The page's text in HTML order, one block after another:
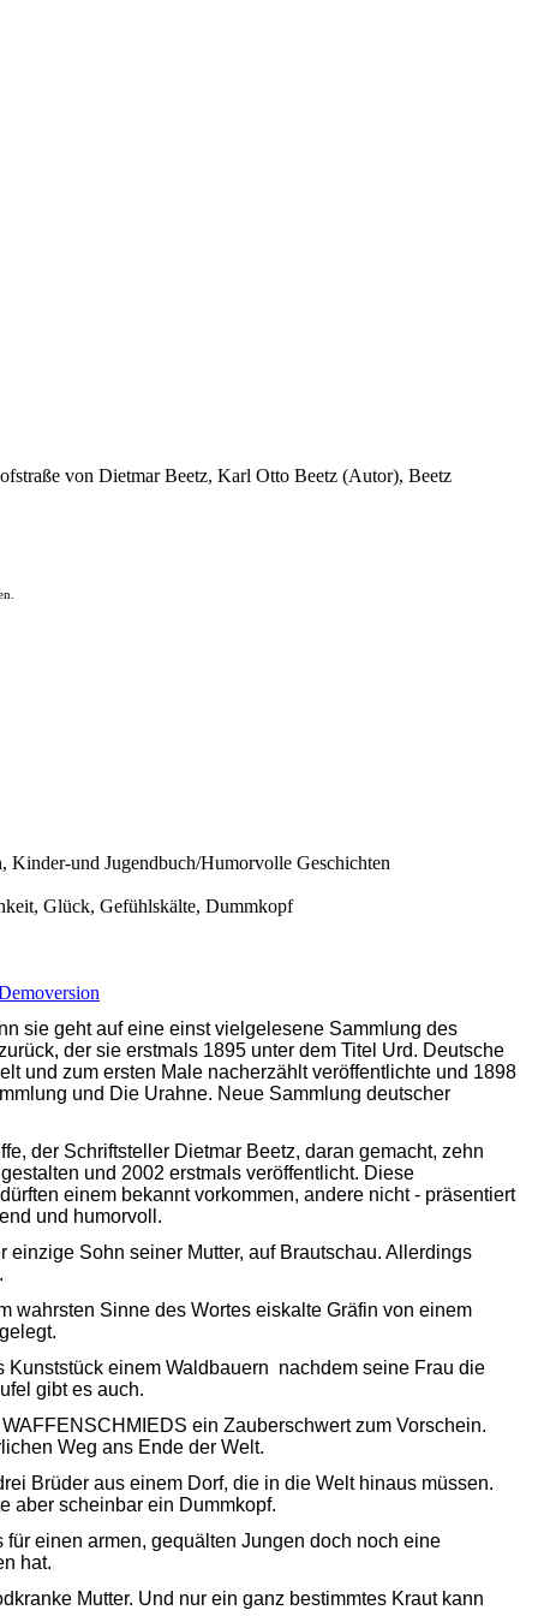
und Jugendbuch/Humorvolle Geschichten
Glück, Gefühlskälte, Dummkopf
sie geht auf eine einst vielgelesene Sammlung des
der sie erstmals 1895 unter dem Titel Urd. Deutsche
und zum ersten Male nacherzählt veröffentlichte und 1898
und Die Urahne. Neue Sammlung deutscher
der Schriftsteller Dietmar Beetz, daran gemacht, zehn
und 2002 erstmals veröffentlicht. Diese
einem bekannt vorkommen, andere nicht - präsentiert
und humorvoll.
einzige Sohn seiner Mutter, auf Brautschau. Allerdings
wahrsten Sinne des Wortes eiskalte Gräfin von einem
einem Waldbauern  nachdem seine Frau die
gibt es auch.
ein Zauberschwert zum Vorschein.
Weg ans Ende der Welt.
Brüder aus einem Dorf, die in die Welt hinaus müssen.
aber scheinbar ein Dummkopf.
für einen armen, gequälten Jungen doch noch eine
hat.
Mutter. Und nur ein ganz bestimmtes Kraut kann